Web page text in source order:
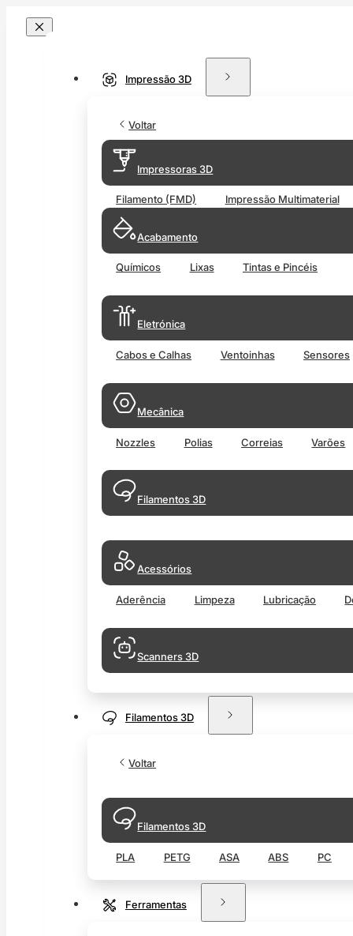
Impressão 3D
Voltar
Impressoras 3D
Filamento (FMD) Impressão Multimaterial
Acabamento
Químicos Lixas Tintas e Pincéis
Eletrónica
Cabos e Calhas Ventoinhas Sensores
Mecânica
Nozzles Polias Correias Varões
Filamentos 3D
Acessórios
Aderência Limpeza Lubricação
Scanners 3D
Filamentos 3D
Voltar
Filamentos 3D
PLA PETG ASA ABS PC
Ferramentas